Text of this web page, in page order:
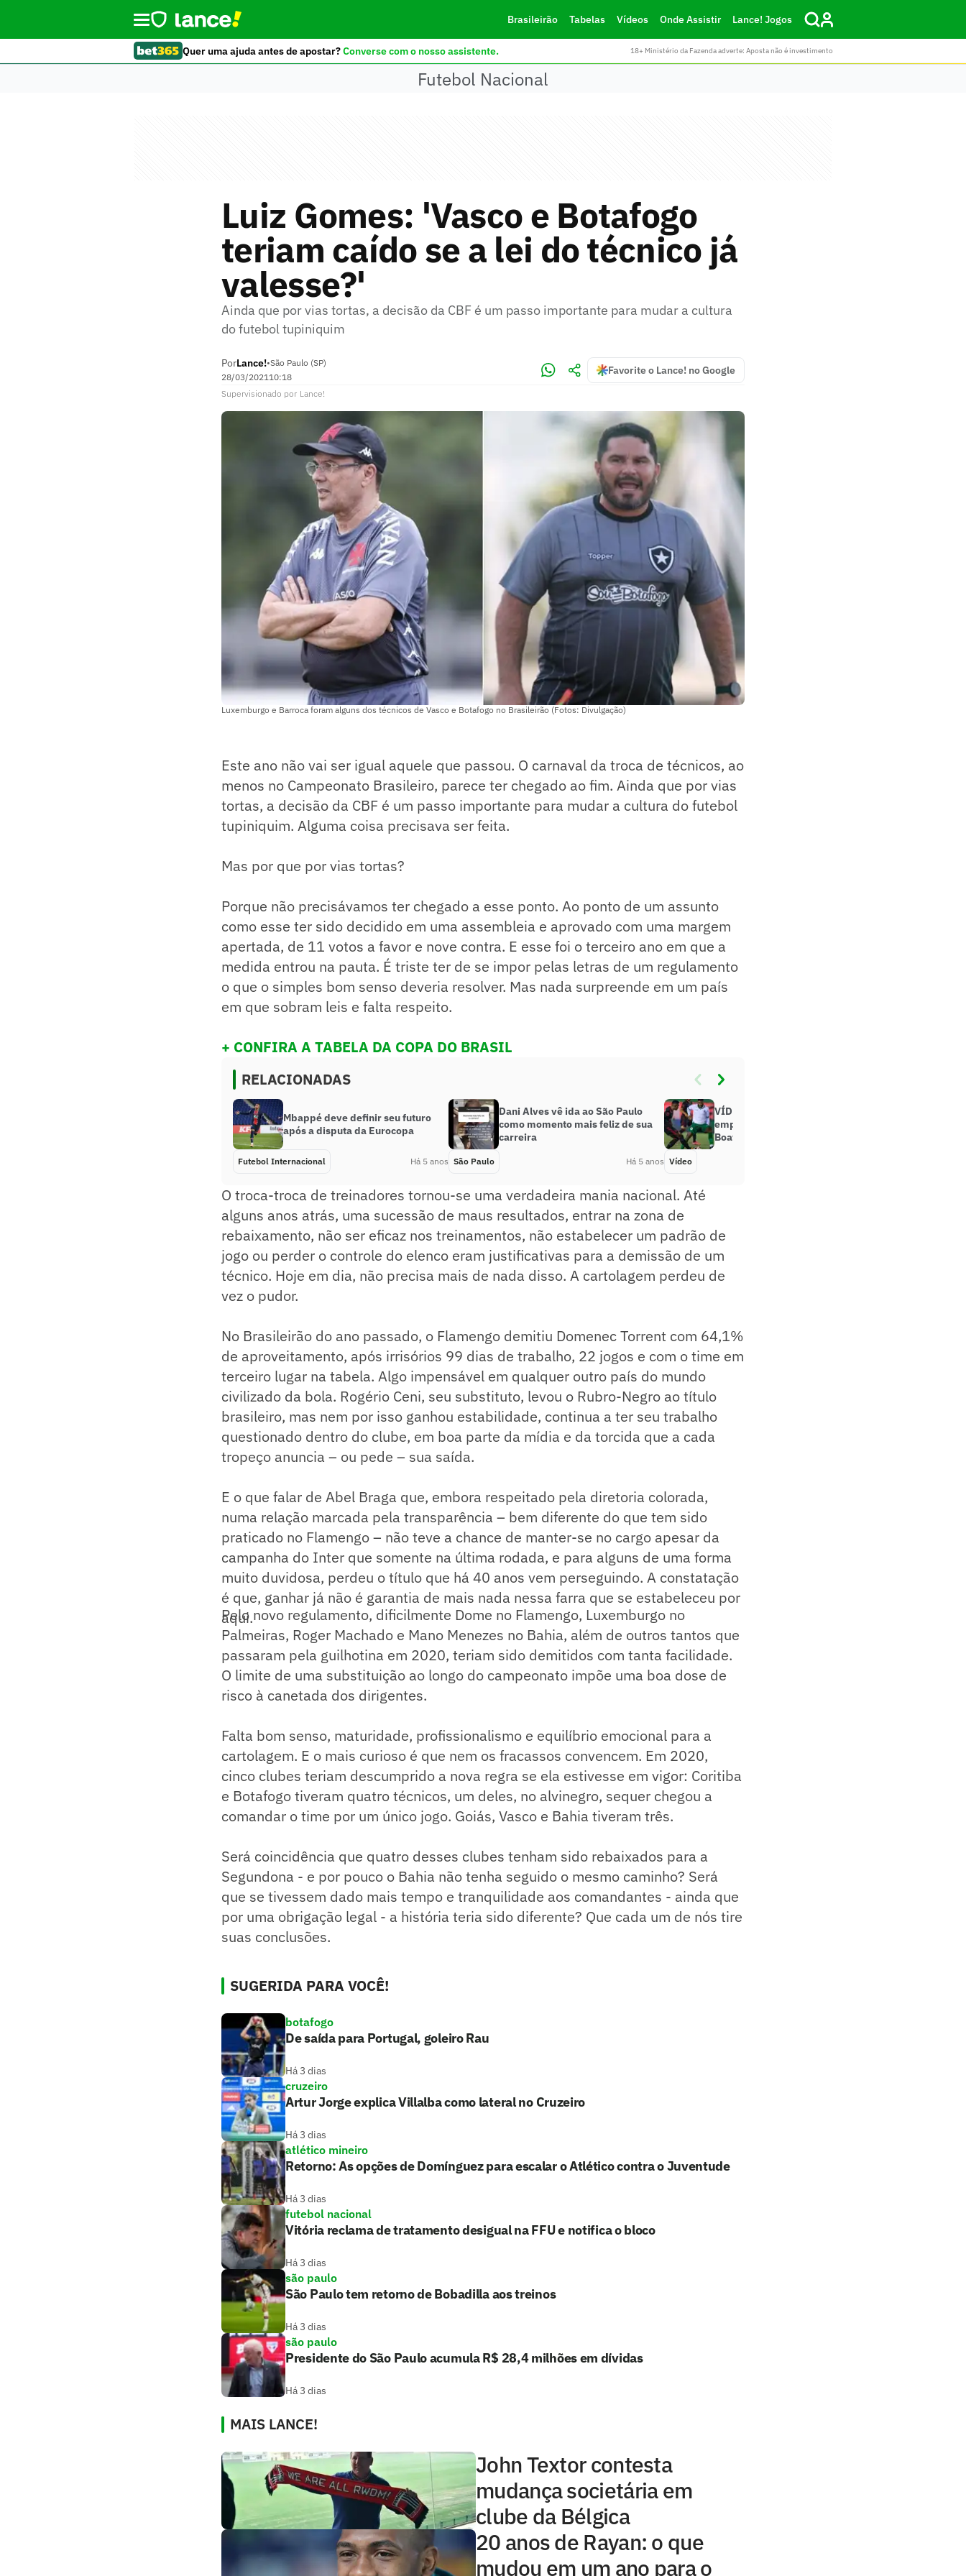
Brasileirão Tabelas Vídeos Onde Assistir Lance! Jogos
Quer uma ajuda antes de apostar?Converse com o nosso assistente. 18+ Ministério da Fazenda adverte: Aposta não é investimento
Futebol Nacional
Luiz Gomes: 'Vasco e Botafogo
teriam caído se a lei do técnico já
valesse?'
Ainda que por vias tortas, a decisão da CBF é um passo importante para mudar a cultura
do futebol tupiniquim
PorLance!•São Paulo (SP)
28/03/202110:18
Favorite o Lance! no Google
Supervisionado por Lance!
Luxemburgo e Barroca foram alguns dos técnicos de Vasco e Botafogo no Brasileirão (Fotos: Divulgação)
Este ano não vai ser igual aquele que passou. O carnaval da troca de técnicos, ao
menos no Campeonato Brasileiro, parece ter chegado ao fim. Ainda que por vias
tortas, a decisão da CBF é um passo importante para mudar a cultura do futebol
tupiniquim. Alguma coisa precisava ser feita.
Mas por que por vias tortas?
Porque não precisávamos ter chegado a esse ponto. Ao ponto de um assunto
como esse ter sido decidido em uma assembleia e aprovado com uma margem
apertada, de 11 votos a favor e nove contra. E esse foi o terceiro ano em que a
medida entrou na pauta. É triste ter de se impor pelas letras de um regulamento
o que o simples bom senso deveria resolver. Mas nada surpreende em um país
em que sobram leis e falta respeito.
+ CONFIRA A TABELA DA COPA DO BRASIL
RELACIONADAS
Mbappé deve definir seu futuro
após a disputa da Eurocopa
Futebol Internacional Há 5 anos
Dani Alves vê ida ao São Paulo
como momento mais feliz de sua
carreira
São Paulo Há 5 anos
VÍDEO: Assista ao gol de Vitinho no
empate do Flamengo contra o
Boavista pelo Cariocão 2021
Vídeo
O troca-troca de treinadores tornou-se uma verdadeira mania nacional. Até
alguns anos atrás, uma sucessão de maus resultados, entrar na zona de
rebaixamento, não ser eficaz nos treinamentos, não estabelecer um padrão de
jogo ou perder o controle do elenco eram justificativas para a demissão de um
técnico. Hoje em dia, não precisa mais de nada disso. A cartolagem perdeu de
vez o pudor.
No Brasileirão do ano passado, o Flamengo demitiu Domenec Torrent com 64,1%
de aproveitamento, após irrisórios 99 dias de trabalho, 22 jogos e com o time em
terceiro lugar na tabela. Algo impensável em qualquer outro país do mundo
civilizado da bola. Rogério Ceni, seu substituto, levou o Rubro-Negro ao título
brasileiro, mas nem por isso ganhou estabilidade, continua a ter seu trabalho
questionado dentro do clube, em boa parte da mídia e da torcida que a cada
tropeço anuncia – ou pede – sua saída.
E o que falar de Abel Braga que, embora respeitado pela diretoria colorada,
numa relação marcada pela transparência – bem diferente do que tem sido
praticado no Flamengo – não teve a chance de manter-se no cargo apesar da
campanha do Inter que somente na última rodada, e para alguns de uma forma
muito duvidosa, perdeu o título que há 40 anos vem perseguindo. A constatação
é que, ganhar já não é garantia de mais nada nessa farra que se estabeleceu por
aqui.
Pelo novo regulamento, dificilmente Dome no Flamengo, Luxemburgo no
Palmeiras, Roger Machado e Mano Menezes no Bahia, além de outros tantos que
passaram pela guilhotina em 2020, teriam sido demitidos com tanta facilidade.
O limite de uma substituição ao longo do campeonato impõe uma boa dose de
risco à canetada dos dirigentes.
Falta bom senso, maturidade, profissionalismo e equilíbrio emocional para a
cartolagem. E o mais curioso é que nem os fracassos convencem. Em 2020,
cinco clubes teriam descumprido a nova regra se ela estivesse em vigor: Coritiba
e Botafogo tiveram quatro técnicos, um deles, no alvinegro, sequer chegou a
comandar o time por um único jogo. Goiás, Vasco e Bahia tiveram três.
Será coincidência que quatro desses clubes tenham sido rebaixados para a
Segundona - e por pouco o Bahia não tenha seguido o mesmo caminho? Será
que se tivessem dado mais tempo e tranquilidade aos comandantes - ainda que
por uma obrigação legal - a história teria sido diferente? Que cada um de nós tire
suas conclusões.
SUGERIDA PARA VOCÊ!
botafogo
De saída para Portugal, goleiro Rau
Há 3 dias
cruzeiro
Artur Jorge explica Villalba como lateral no Cruzeiro
Há 3 dias
atlético mineiro
Retorno: As opções de Domínguez para escalar o Atlético contra o Juventude
Há 3 dias
futebol nacional
Vitória reclama de tratamento desigual na FFU e notifica o bloco
Há 3 dias
são paulo
São Paulo tem retorno de Bobadilla aos treinos
Há 3 dias
são paulo
Presidente do São Paulo acumula R$ 28,4 milhões em dívidas
Há 3 dias
MAIS LANCE!
John Textor contesta
mudança societária em
clube da Bélgica
20 anos de Rayan: o que
mudou em um ano para o